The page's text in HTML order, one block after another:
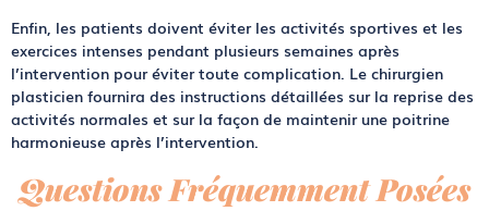
Enfin, les patients doivent éviter les activités sportives et les
exercices intenses pendant plusieurs semaines après
l’intervention pour éviter toute complication. Le chirurgien
plasticien fournira des instructions détaillées sur la reprise des
activités normales et sur la façon de maintenir une poitrine
harmonieuse après l’intervention.
Questions Fréquemment Posées